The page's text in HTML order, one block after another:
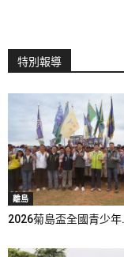
特別報導
離島
2026菊島盃全國青少年